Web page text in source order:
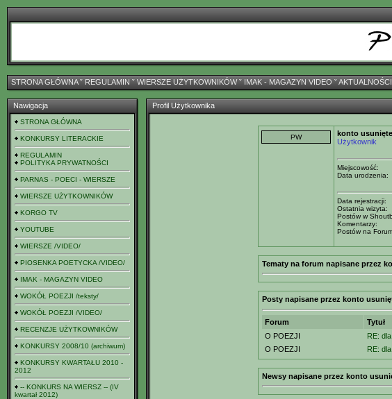
STRONA GŁÓWNAˇ REGULAMIN ˇ WIERSZE UŻYTKOWNIKÓWˇ IMAK - MAGAZYN VIDEO ˇAKTUALNOŚCI
Nawigacja
STRONA GŁÓWNA
KONKURSY LITERACKIE
REGULAMIN
POLITYKA PRYWATNOŚCI
PARNAS - POECI - WIERSZE
WIERSZE UŻYTKOWNIKÓW
KORGO TV
YOUTUBE
WIERSZE /VIDEO/
PIOSENKA POETYCKA /VIDEO/
IMAK - MAGAZYN VIDEO
WOKÓŁ POEZJI /teksty/
WOKÓŁ POEZJI /VIDEO/
RECENZJE UŻYTKOWNIKÓW
KONKURSY 2008/10 (archiwum)
KONKURSY KWARTAŁU 2010 -
2012
-- KONKURS NA WIERSZ -- (IV
kwartał 2012)
Profil Użytkownika
konto
Użytkownik
Miejscowość:
Data urodzenia:
Data rejestracji:
Ostatnia wizyta:
Postów w
Komentarzy:
Postów na
Tematy na forum napisane przez
Posty napisane przez konto
Forum Tytuł
O POEZJI
RE:
O POEZJI
RE:
Newsy napisane przez konto